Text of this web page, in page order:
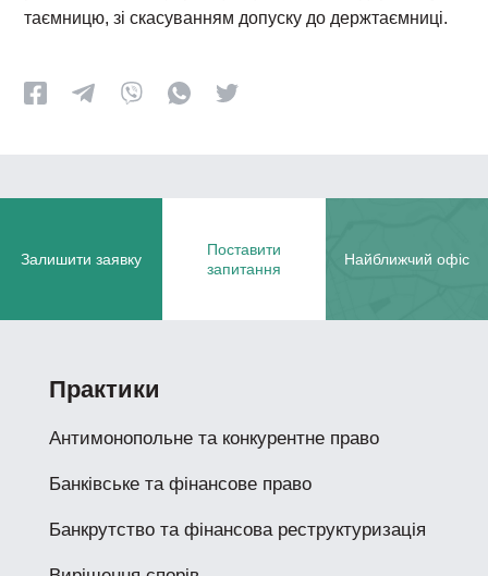
таємницю, зі скасуванням допуску до держтаємниці.
Залишити заявку
Поставити
запитання
Найближчий офіс
Практики
Антимонопольне та конкурентне право
Банківське та фінансове право
Банкрутство та фінансова реструктуризація